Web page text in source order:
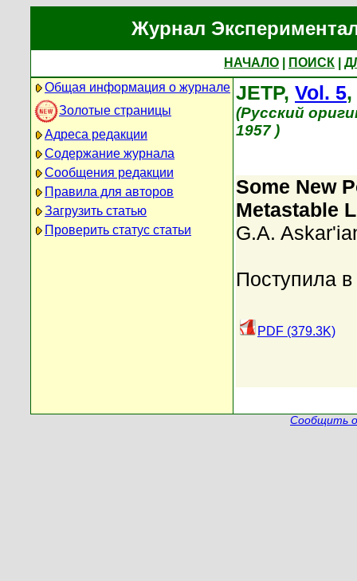
Журнал
НАЧАЛО ПОИСК
Общая информация о журнале
Золотые страницы
Адреса редакции
Содержание журнала
Сообщения редакции
Правила для авторов
Загрузить статью
Проверить статус статьи
JETP, Vol. 5,
(Русский
1957 )
Some New
Metastable
G.A.
Поступила
PDF (379.3K)
Сообщить о